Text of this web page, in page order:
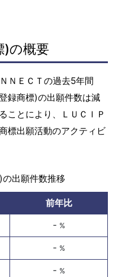
)の概要
ＮＥＣＴの過去5年間
録商標)の出願件数は減
ことにより、ＬＵＣＩＰ
標出願活動のアクティビ
出願件数推移
前年比
- %
- %
- %